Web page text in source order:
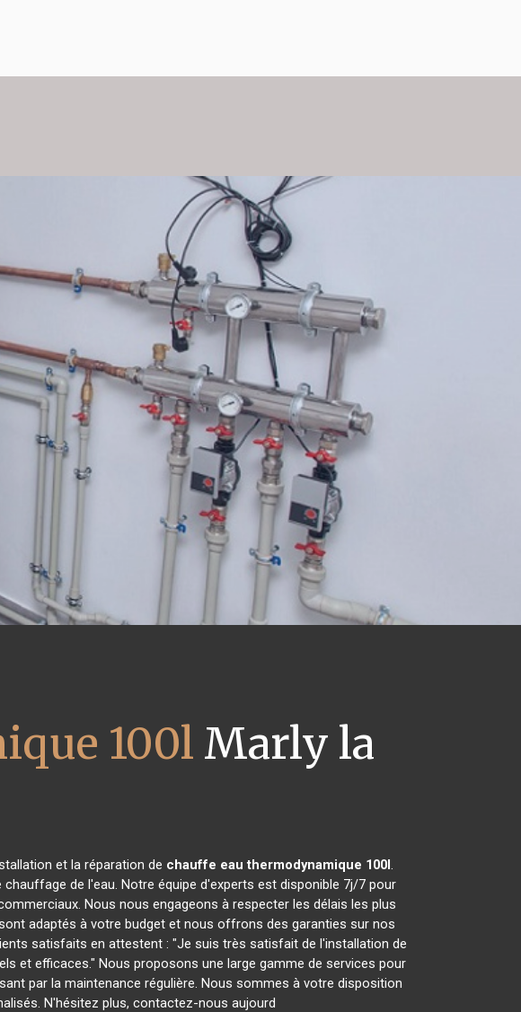
100l Marly la
et la réparation de chauffe eau thermodynamique 100l.
de l'eau. Notre équipe d'experts est disponible 7j/7 pour
Nous nous engageons à respecter les délais les plus
adaptés à votre budget et nous offrons des garanties sur nos
satisfaits en attestent : "Je suis très satisfait de l'installation de
et efficaces." Nous proposons une large gamme de services pour
par la maintenance régulière. Nous sommes à votre disposition
N'hésitez plus, contactez-nous aujourd